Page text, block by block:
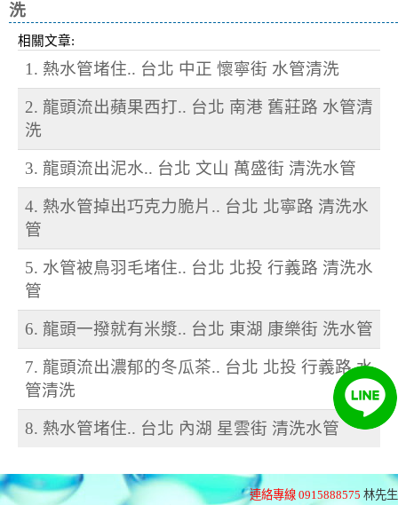
洗
相關文章:
1. 熱水管堵住.. 台北 中正 懷寧街 水管清洗
2. 龍頭流出蘋果西打.. 台北 南港 舊莊路 水管清
洗
3. 龍頭流出泥水.. 台北 文山 萬盛街 清洗水管
4. 熱水管掉出巧克力脆片.. 台北 北寧路 清洗水
管
5. 水管被鳥羽毛堵住.. 台北 北投 行義路 清洗水
管
6. 龍頭一撥就有米漿.. 台北 東湖 康樂街 洗水管
7. 龍頭流出濃郁的冬瓜茶.. 台北 北投 行義路 水
管清洗
8. 熱水管堵住.. 台北 內湖 星雲街 清洗水管
連絡專線 0915888575 林先生